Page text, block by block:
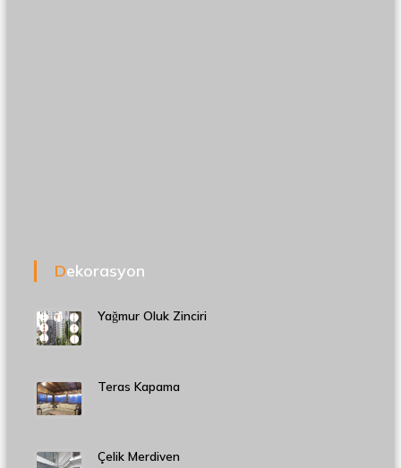
Dekorasyon
Yağmur Oluk Zinciri
Teras Kapama
Çelik Merdiven